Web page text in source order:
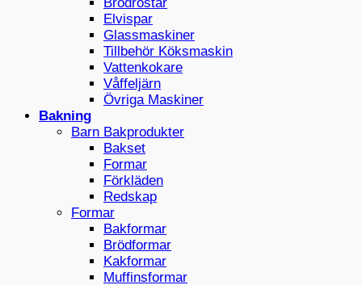
Elvispar
Glassmaskiner
Tillbehör Köksmaskin
Vattenkokare
Våffeljärn
Övriga Maskiner
Bakning
Barn Bakprodukter
Bakset
Formar
Förkläden
Redskap
Formar
Bakformar
Brödformar
Kakformar
Muffinsformar